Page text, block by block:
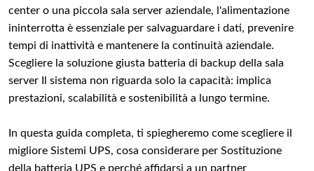
center o una piccola sala server aziendale, l'alimentazione
ininterrotta è essenziale per salvaguardare i dati, prevenire
tempi di inattività e mantenere la continuità aziendale.
Scegliere la soluzione giusta batteria di backup della sala
server Il sistema non riguarda solo la capacità: implica
prestazioni, scalabilità e sostenibilità a lungo termine.
In questa guida completa, ti spiegheremo come scegliere il
migliore Sistemi UPS, cosa considerare per Sostituzione
della batteria UPS e perché affidarsi a un partner